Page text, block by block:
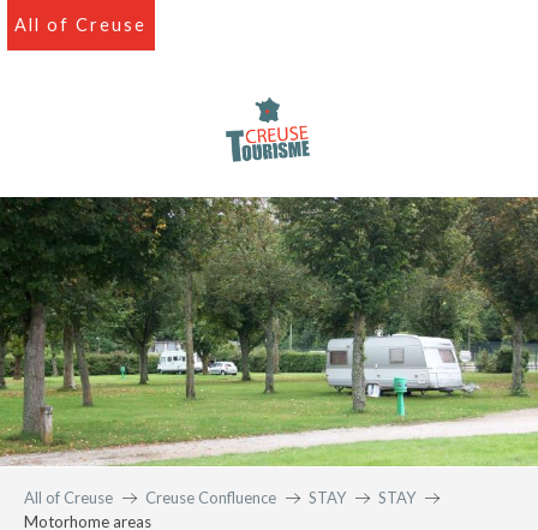
Aller
All of Creuse
All of Creuse Creuse Confluence STAY
STAY
Motorhome areas